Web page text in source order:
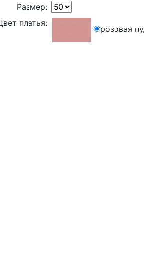
Размер:
платья:
розовая